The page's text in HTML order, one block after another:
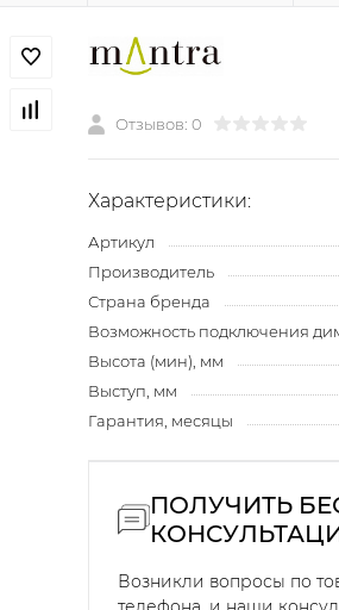
Отзывов: 0
Характеристики:
Артикул
Производитель
Страна бренда
Возможность подключения
Высота (мин), мм
Выступ, мм
Гарантия, месяцы
ПОЛУЧИТЬ
Возникли вопросы по